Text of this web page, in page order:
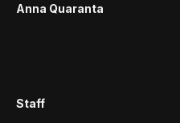
Anna Quaranta
Staff